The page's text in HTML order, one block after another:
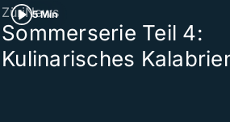
5 Min
ZüriNews
Sommerserie Teil 4:
Kulinarisches